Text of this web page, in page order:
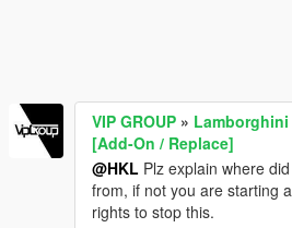
VIP GROUP » Lamborghini
[Add-On / Replace]
@HKL Plz explain where
from, if not you are starting
rights to stop this.